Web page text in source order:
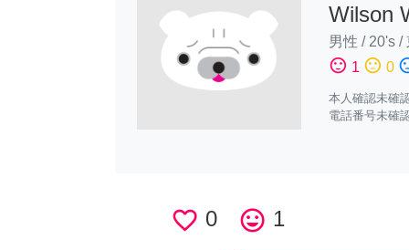
Wilson
男性 / 20's /
sentiment_satisfied 1 sentiment_neutral 0
本人確認未確
電話番号未確
favorite_border 0 tag_faces 1